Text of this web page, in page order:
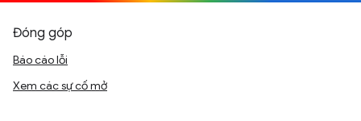
Đóng góp
Báo cáo lỗi
Xem các sự cố mở